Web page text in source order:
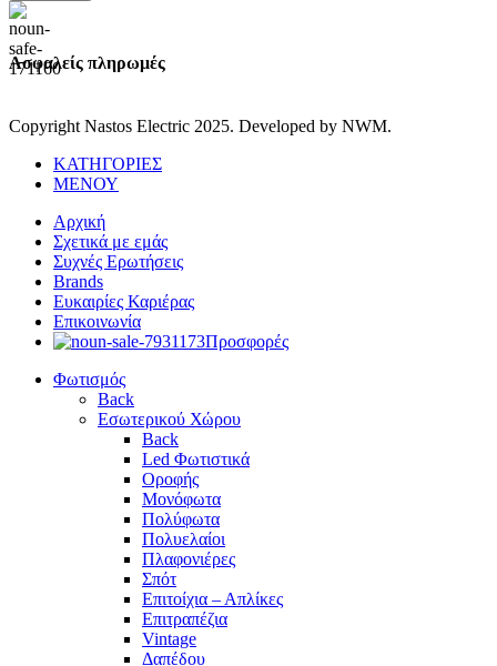
Ασφαλείς πληρωμές
Copyright Nastos Electric 2025. Developed by NWM.
ΚΑΤΗΓΟΡΙΕΣ
ΜΕΝΟΥ
Αρχική
Σχετικά με εμάς
Συχνές Ερωτήσεις
Brands
Ευκαιρίες Καριέρας
Επικοινωνία
Προσφορές
Φωτισμός
Back
Εσωτερικού Χώρου
Back
Led Φωτιστικά
Οροφής
Μονόφωτα
Πολύφωτα
Πολυελαίοι
Πλαφονιέρες
Σπότ
Επιτοίχια – Απλίκες
Επιτραπέζια
Vintage
Δαπέδου